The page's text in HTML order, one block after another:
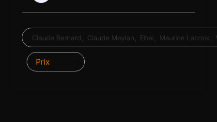
Claude Bernard Claude Meylan Ebel Maurice Lacroix
Prix